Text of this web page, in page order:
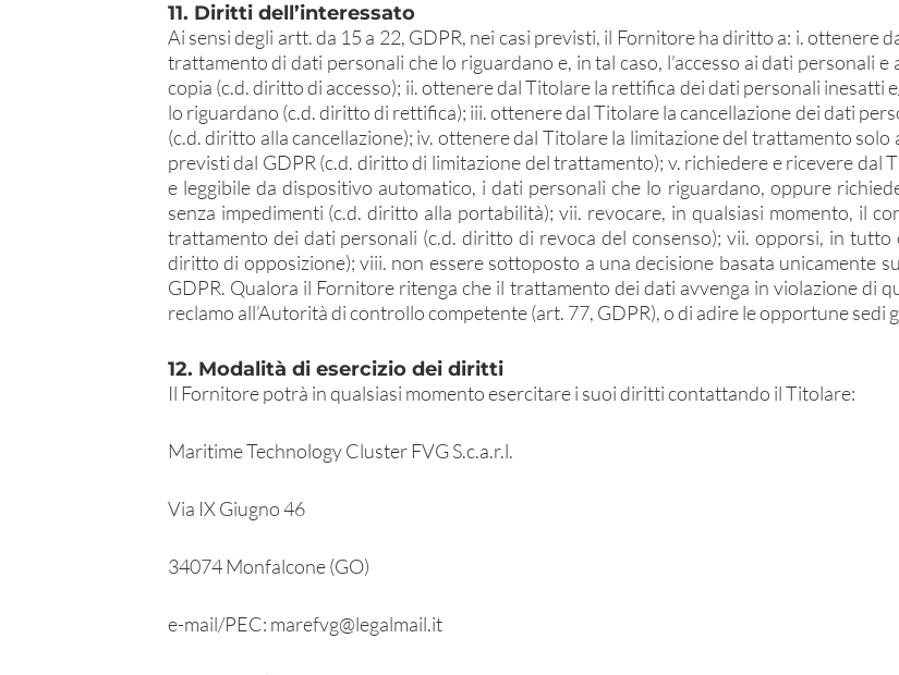
11. Diritti dell’interessato
Ai sensi degli artt. da 15 a 22, GDPR, nei casi previsti, il Fornitore ha diritto a: i. ottenere
trattamento di dati personali che lo riguardano e, in tal caso, l’accesso ai dati personali
copia (c.d. diritto di accesso); ii. ottenere dal Titolare la rettifica dei dati personali inesatti
lo riguardano (c.d. diritto di rettifica); iii. ottenere dal Titolare la cancellazione dei dati
(c.d. diritto alla cancellazione); iv. ottenere dal Titolare la limitazione del trattamento
previsti dal GDPR (c.d. diritto di limitazione del trattamento); v. richiedere e ricevere
e leggibile da dispositivo automatico, i dati personali che lo riguardano, oppure
senza impedimenti (c.d. diritto alla portabilità); vii. revocare, in qualsiasi momento, il
trattamento dei dati personali (c.d. diritto di revoca del consenso); vii. opporsi, in
diritto di opposizione); viii. non essere sottoposto a una decisione basata unicamente
GDPR. Qualora il Fornitore ritenga che il trattamento dei dati avvenga in violazione di
reclamo all’Autorità di controllo competente (art. 77, GDPR), o di adire le opportune sedi
12. Modalità di esercizio dei diritti
Il Fornitore potrà in qualsiasi momento esercitare i suoi diritti contattando il Titolare:
Maritime Technology Cluster FVG S.c.a.r.l.
Via IX Giugno 46
34074 Monfalcone (GO)
e-mail/PEC: marefvg@legalmail.it